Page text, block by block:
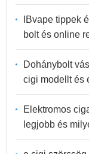
IBvape tippek
bolt és online
Dohánybolt
cigi modellt és
Elektromos
legjobb és